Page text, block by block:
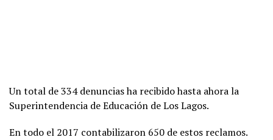
Un total de 334 denuncias ha recibido hasta ahora la
Superintendencia de Educación de Los Lagos.
En todo el 2017 contabilizaron 650 de estos reclamos.